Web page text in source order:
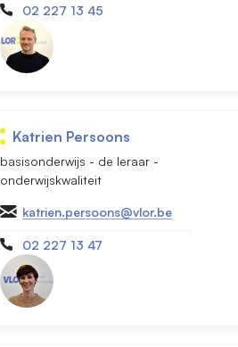
02 227 13 45
Katrien Persoons
basisonderwijs - de leraar -
onderwijskwaliteit
katrien.persoons@vlor.be
02 227 13 47